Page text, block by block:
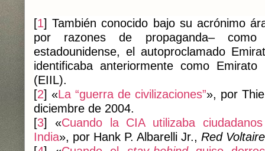
[1] También conocido bajo su acrónimo
por razones de propaganda–
estadounidense, el autoproclamado
identificaba anteriormente como
(EIIL).
[2] «La “guerra de civilizaciones”», por
diciembre de 2004.
[3] «Cuando la CIA utilizaba
India», por Hank P. Albarelli Jr., Red Voltaire